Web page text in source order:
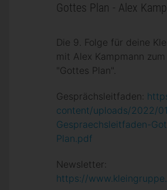
Gottes Plan - Alex
Die 9. Folge für deine
mit Alex Kampmann zum
"Gottes Plan".
Gesprächsleitfaden:
content/uploads/2022/
Gespraechsleitfaden-
Plan.pdf
Newsletter:
https://